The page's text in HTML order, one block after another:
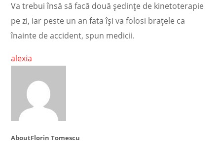
Va trebui însă să facă două şedinţe de kinetoterapie
pe zi, iar peste un an fata îşi va folosi braţele ca
înainte de accident, spun medicii.
alexia
AboutFlorin Tomescu